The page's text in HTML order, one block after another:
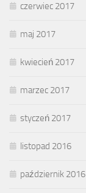
czerwiec 2017
maj 2017
kwiecień 2017
marzec 2017
styczeń 2017
listopad 2016
październik 2016